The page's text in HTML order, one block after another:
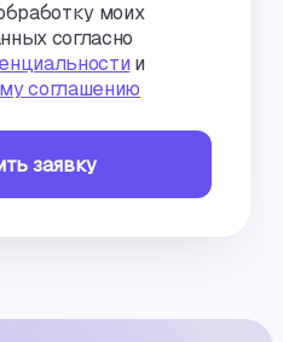
моих
согласно
и
соглашению
заявку